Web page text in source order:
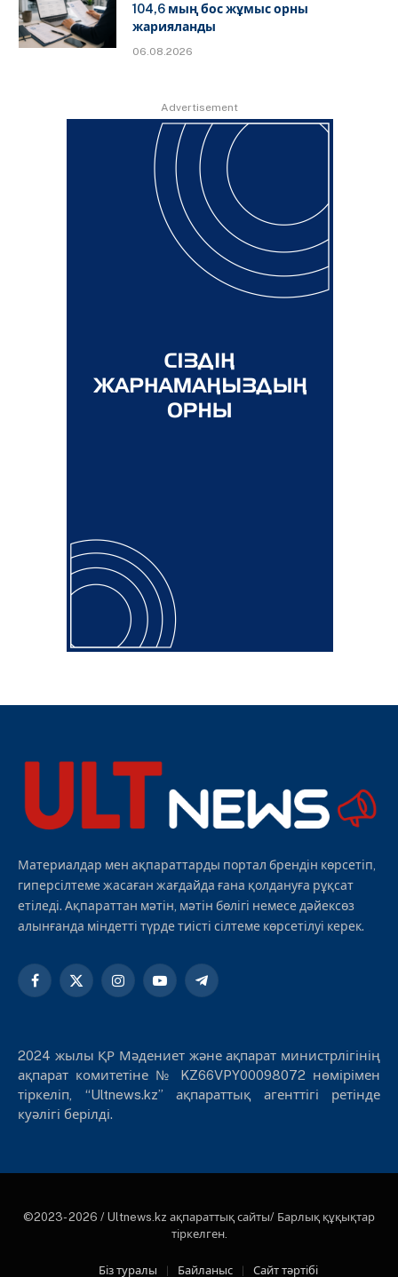
104,6 мың бос жұмыс орны
жарияланды
06.08.2026
Advertisement
Материалдар мен ақпараттарды портал брендін көрсетіп,
гиперсілтеме жасаған жағдайда ғана қолдануға рұқсат
етіледі. Ақпараттан мәтін, мәтін бөлігі немесе дәйексөз
алынғанда міндетті түрде тиісті сілтеме көрсетілуі керек.
Facebook
X
InstagramYouTubeTelegram
2024 жылы ҚР Мәдениет және ақпарат министрлігінің
ақпарат комитетіне № KZ66VPY00098072 нөмірімен
тіркеліп, “Ultnews.kz” ақпараттық агенттігі ретінде
куәлігі берілді.
©2023- 2026 / Ultnews.kz ақпараттық сайты/ Барлық құқықтар
тіркелген.
Біз туралы Байланыс Сайт тәртібі